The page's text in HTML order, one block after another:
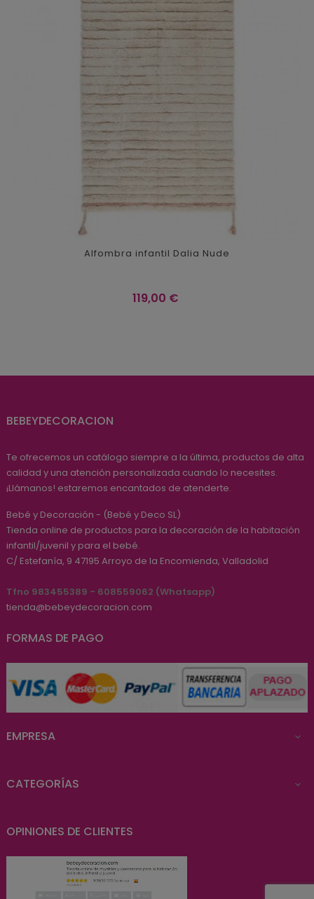
Alfombra infantil Dalia Nude
Precio
119,00 €
BEBEYDECORACION
Te ofrecemos un catálogo siempre a la última, productos de alta
calidad y una atención personalizada cuando lo necesites.
¡Llámanos! estaremos encantados de atenderte.
Bebé y Decoración - (Bebé y Deco SL)
Tienda online de productos para la decoración de la habitación
infantil/juvenil y para el bebé.
C/ Estefanía, 9 47195 Arroyo de la Encomienda, Valladolid
Tfno 983455389 - 608559062 (Whatsapp)
tienda@bebeydecoracion.com
FORMAS DE PAGO
EMPRESA 
CATEGORÍAS 
OPINIONES DE CLIENTES